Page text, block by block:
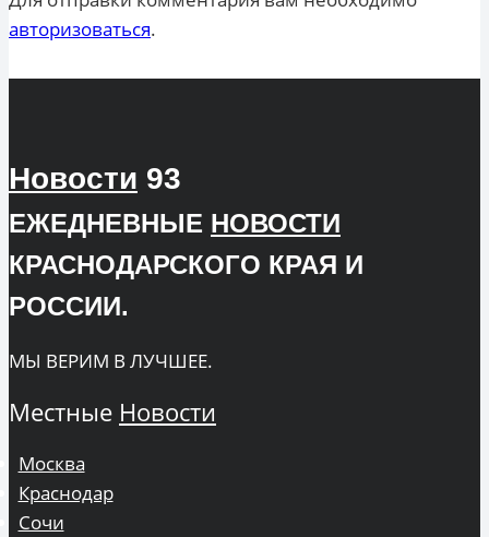
авторизоваться.
Новости 93
ЕЖЕДНЕВНЫЕ НОВОСТИ
КРАСНОДАРСКОГО КРАЯ И
РОССИИ.
МЫ ВЕРИМ В ЛУЧШЕЕ.
Местные Новости
Москва
Краснодар
Сочи